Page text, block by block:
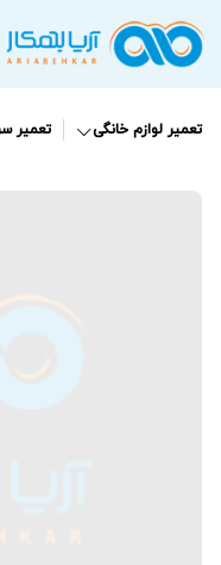
تعمیر لوازم خانگی تعمیر